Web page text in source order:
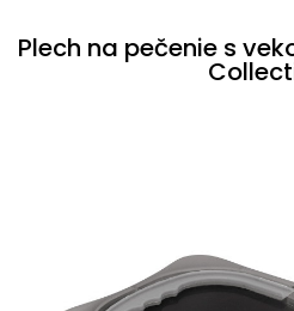
Plech na pečenie s